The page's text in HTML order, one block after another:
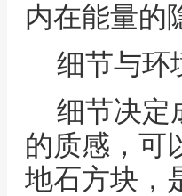
内在能量的
细节与环
细节决定
的质感，可
地石方块，